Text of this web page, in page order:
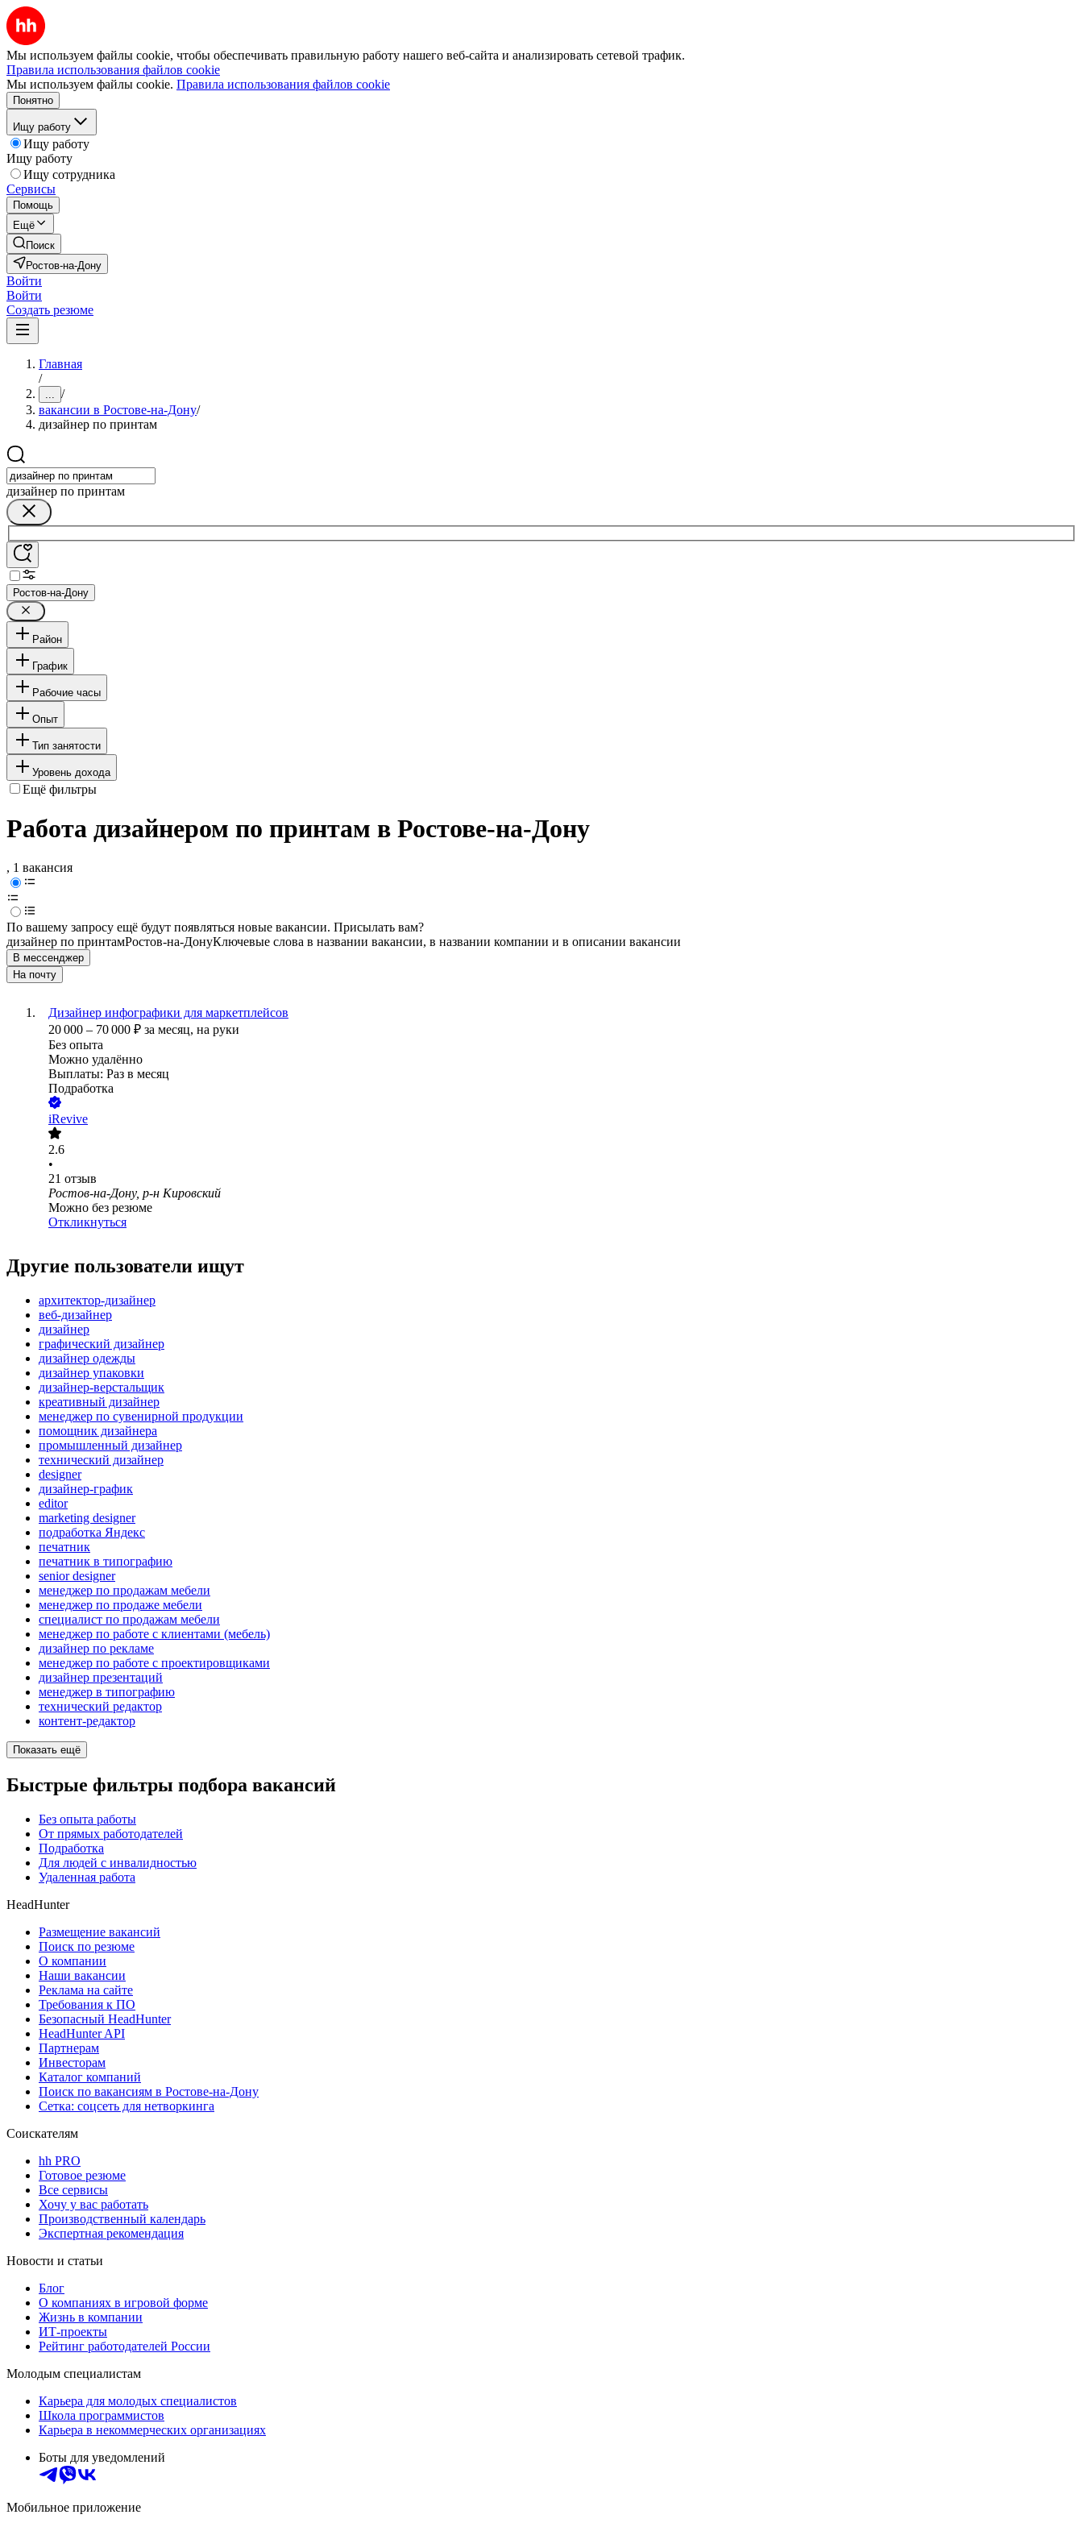
Мы используем файлы cookie, чтобы обеспечивать правильную работу нашего веб-сайта и анализировать сетевой трафик.
Правила использования файлов cookie
Мы используем файлы cookie. Правила использования файлов cookie
Понятно
Ищу работу
Ищу работу
Ищу работу
Ищу сотрудника
Сервисы
Помощь
Ещё
Поиск
Ростов-на-Дону
Войти
Войти
Создать резюме
Главная
/
... /
вакансии в Ростове-на-Дону/
дизайнер по принтам
дизайнер по принтам
Ростов-на-Дону
Район
График
Рабочие часы
Опыт
Тип занятости
Уровень дохода
Ещё фильтры
Работа дизайнером по принтам в Ростове-на-Дону
, 1 вакансия
По вашему запросу ещё будут появляться новые вакансии. Присылать вам?
дизайнер по принтамРостов-на-ДонуКлючевые слова в названии вакансии, в названии компании и в описании вакансии
В мессенджер
На почту
Дизайнер инфографики для маркетплейсов
20 000 – 70 000 ₽ за месяц, на руки
Без опыта
Можно удалённо
Выплаты: Раз в месяц
Подработка
iRevive
2.6
•
21 отзыв
Ростов-на-Дону, р-н Кировский
Можно без резюме
Откликнуться
Другие пользователи ищут
архитектор-дизайнер
веб-дизайнер
дизайнер
графический дизайнер
дизайнер одежды
дизайнер упаковки
дизайнер-верстальщик
креативный дизайнер
менеджер по сувенирной продукции
помощник дизайнера
промышленный дизайнер
технический дизайнер
designer
дизайнер-график
editor
marketing designer
подработка Яндекс
печатник
печатник в типографию
senior designer
менеджер по продажам мебели
менеджер по продаже мебели
специалист по продажам мебели
менеджер по работе с клиентами (мебель)
дизайнер по рекламе
менеджер по работе с проектировщиками
дизайнер презентаций
менеджер в типографию
технический редактор
контент-редактор
Показать ещё
Быстрые фильтры подбора вакансий
Без опыта работы
От прямых работодателей
Подработка
Для людей с инвалидностью
Удаленная работа
HeadHunter
Размещение вакансий
Поиск по резюме
О компании
Наши вакансии
Реклама на сайте
Требования к ПО
Безопасный HeadHunter
HeadHunter API
Партнерам
Инвесторам
Каталог компаний
Поиск по вакансиям в Ростове-на-Дону
Сетка: соцсеть для нетворкинга
Соискателям
hh PRO
Готовое резюме
Все сервисы
Хочу у вас работать
Производственный календарь
Экспертная рекомендация
Новости и статьи
Блог
О компаниях в игровой форме
Жизнь в компании
ИТ-проекты
Рейтинг работодателей России
Молодым специалистам
Карьера для молодых специалистов
Школа программистов
Карьера в некоммерческих организациях
Боты для уведомлений
Мобильное приложение